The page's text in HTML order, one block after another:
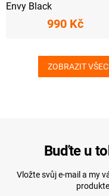
Envy Black
990 Kč
ZOBRAZIT
Buďte u
Vložte svůj e-mail a my